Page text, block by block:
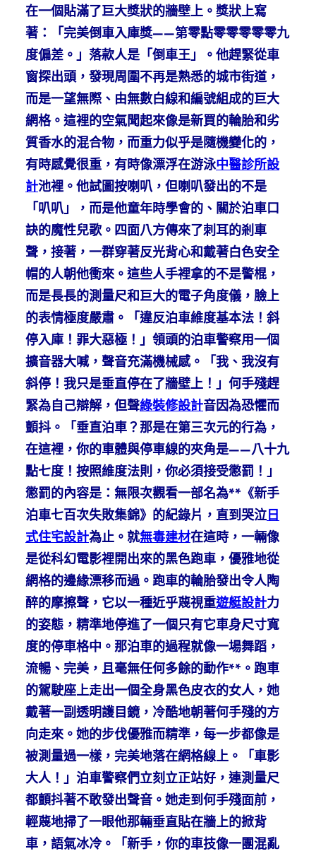
在一個貼滿了巨大獎狀的牆壁上。獎狀上寫
著：「完美倒車入庫獎——第零點零零零零零九
度偏差。」落款人是「倒車王」。他趕緊從車
窗探出頭，發現周圍不再是熟悉的城市街道，
而是一望無際、由無數白線和編號組成的巨大
網格。這裡的空氣聞起來像是新買的輪胎和劣
質香水的混合物，而重力似乎是隨機變化的，
有時感覺很重，有時像漂浮在游泳中醫診所設
計池裡。他試圖按喇叭，但喇叭發出的不是
「叭叭」，而是他童年時學會的、關於泊車口
訣的魔性兒歌。四面八方傳來了刺耳的剎車
聲，接著，一群穿著反光背心和戴著白色安全
帽的人朝他衝來。這些人手裡拿的不是警棍，
而是長長的測量尺和巨大的電子角度儀，臉上
的表情極度嚴肅。「違反泊車維度基本法！斜
停入庫！罪大惡極！」領頭的泊車警察用一個
擴音器大喊，聲音充滿機械感。「我、我沒有
斜停！我只是垂直停在了牆壁上！」何手殘趕
緊為自己辯解，但聲綠裝修設計音因為恐懼而
顫抖。「垂直泊車？那是在第三次元的行為，
在這裡，你的車體與停車線的夾角是——八十九
點七度！按照維度法則，你必須接受懲罰！」
懲罰的內容是：無限次觀看一部名為**《新手
泊車七百次失敗集錦》的紀錄片，直到哭泣 日
式住宅設計為止。就無毒建材在這時，一輛像
是從科幻電影裡開出來的黑色跑車，優雅地從
網格的邊緣漂移而過。跑車的輪胎發出令人陶
醉的摩擦聲，它以一種近乎蔑視重遊艇設計力
的姿態，精準地停進了一個只有它車身尺寸寬
度的停車格中。那泊車的過程就像一場舞蹈，
流暢、完美，且毫無任何多餘的動作**。跑車
的駕駛座上走出一個全身黑色皮衣的女人，她
戴著一副透明護目鏡，冷酷地朝著何手殘的方
向走來。她的步伐優雅而精準，每一步都像是
被測量過一樣，完美地落在網格線上。「車影
大人！」泊車警察們立刻立正站好，連測量尺
都顫抖著不敢發出聲音。她走到何手殘面前，
輕蔑地掃了一眼他那輛垂直貼在牆上的掀背
車，語氣冰冷。「新手，你的車技像一團混亂